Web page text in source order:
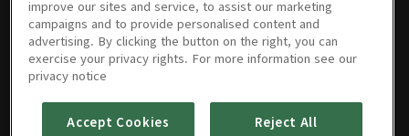
PREMIUM
19회
26분
PREMIUM
20회
32분
PREMIUM
21회
PREMIUM
22회
PREMIUM
23회 24회
improve our sites and service, to assist our marketing
campaigns and to provide personalised content and
advertising. By clicking the button on the right, you can
exercise your privacy rights. For more information see our
privacy notice
Accept Cookies Reject All